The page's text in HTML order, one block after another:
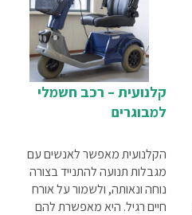
קלנועית – רכב חשמלי
למבוגרים
הקלנועית מאפשר לאנשים עם
מגבלות תנועה להתנייד בצורה
נוחה ונאותה, ולשמור על אורח
חיים רגיל. היא מאפשרת להם